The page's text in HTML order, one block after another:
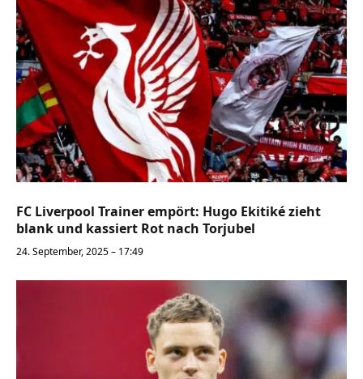
FC Liverpool Trainer empört: Hugo Ekitiké zieht
blank und kassiert Rot nach Torjubel
24. September, 2025 – 17:49